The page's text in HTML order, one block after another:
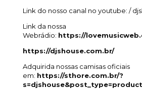
Link do nosso canal no youtube: /
Link da nossa
Webrádio: https://
https://djshouse.com.br/
Adquirida nossas camisas oficiais
em: https://sthore.com.br/?
s=djshouse&post_type=product